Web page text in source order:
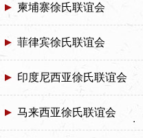
柬埔寨徐氏联谊会
菲律宾徐氏联谊会
印度尼西亚徐氏联谊会
马来西亚徐氏联谊会